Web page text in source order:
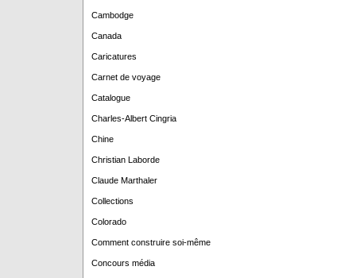
Cambodge
Canada
Caricatures
Carnet de voyage
Catalogue
Charles-Albert Cingria
Chine
Christian Laborde
Claude Marthaler
Collections
Colorado
Comment construire soi-même
Concours média